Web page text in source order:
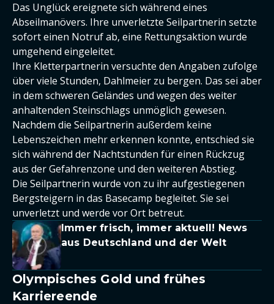
Das Unglück ereignete sich während eines
Abseilmanövers. Ihre unverletzte Seilpartnerin setzte
sofort einen Notruf ab, eine Rettungsaktion wurde
umgehend eingeleitet.
Ihre Kletterpartnerin versuchte den Angaben zufolge
über viele Stunden, Dahlmeier zu bergen. Das sei aber
in dem schweren Geländes und wegen des weiter
anhaltenden Steinschlags unmöglich gewesen.
Nachdem die Seilpartnerin außerdem keine
Lebenszeichen mehr erkennen konnte, entschied sie
sich während der Nachtstunden für einen Rückzug
aus der Gefahrenzone und den weiteren Abstieg.
Die Seilpartnerin wurde von zu ihr aufgestiegenen
Bergsteigern in das Basecamp begleitet. Sie sei
unverletzt und werde vor Ort betreut.
Immer frisch, immer aktuell! News
aus Deutschland und der Welt
Olympisches Gold und frühes
Karriereende